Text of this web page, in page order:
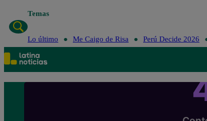
Temas
Lo último Me Caigo de Risa Perú Decide 2026